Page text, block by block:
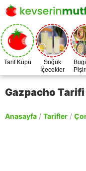
Tarif Küpü
Soğuk
İçecekler
Gazpacho Tarifi
Anasayfa / Tarifler /